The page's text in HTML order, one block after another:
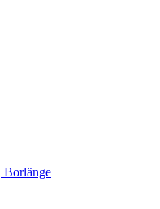
Borlänge